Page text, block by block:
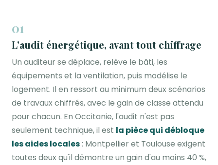
01
L'audit énergétique, avant tout chiffrage
Un auditeur se déplace, relève le bâti, les
équipements et la ventilation, puis modélise le
logement. Il en ressort au minimum deux scénarios
de travaux chiffrés, avec le gain de classe attendu
pour chacun. En Occitanie, l'audit n'est pas
seulement technique, il est la pièce qui débloque
les aides locales: Montpellier et Toulouse exigent
toutes deux qu'il démontre un gain d'au moins 40 %,